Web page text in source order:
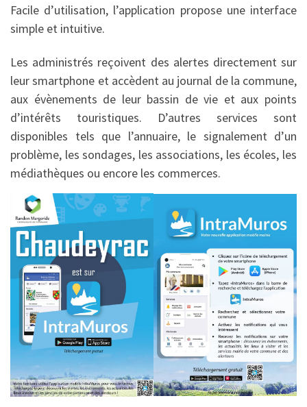
Facile d’utilisation, l’application propose une interface
simple et intuitive.
Les administrés reçoivent des alertes directement sur
leur smartphone et accèdent au journal de la commune,
aux évènements de leur bassin de vie et aux points
d’intérêts touristiques. D’autres services sont
disponibles tels que l’annuaire, le signalement d’un
problème, les sondages, les associations, les écoles, les
médiathèques ou encore les commerces.